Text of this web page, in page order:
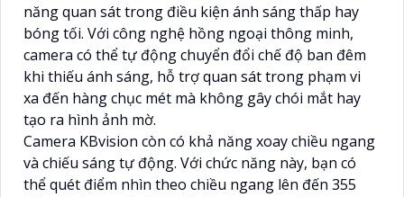
năng quan sát trong điều kiện ánh sáng thấp hay
bóng tối. Với công nghệ hồng ngoại thông minh,
camera có thể tự động chuyển đổi chế độ ban đêm
khi thiếu ánh sáng, hỗ trợ quan sát trong phạm vi
xa đến hàng chục mét mà không gây chói mắt hay
tạo ra hình ảnh mờ.
Camera KBvision còn có khả năng xoay chiều ngang
và chiếu sáng tự động. Với chức năng này, bạn có
thể quét điểm nhìn theo chiều ngang lên đến 355